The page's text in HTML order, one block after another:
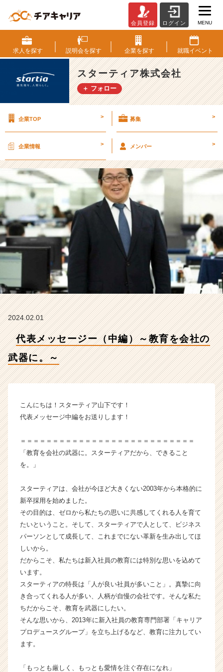
表
メ
ッ
セ
ー
ジ
～
を
会
の
武
器
社
ム
イ
ン】
チ
成
企
業
か
ら
カ
ト
が
く
就
活
会員登録 ログイン MENU
求人を探す 説明会を探す 企業を探す 就職イベント
スターティア株式会社
＋ フォロー
企業TOP > 募集 >
企業情報 > メンバー >
2024.02.01
代表メッセージー（中編）～教育を会社の
武器に。～
こんにちは！スターティア山下です！
代表メッセージ中編をお送りします！
＝＝＝＝＝＝＝＝＝＝＝＝＝＝＝＝＝＝＝＝＝＝＝＝＝＝＝
「教育を会社の武器に。スターティアだから、できること
を。」
スターティアは、会社が今ほど大きくない2003年から本格的に
新卒採用を始めました。
その目的は、ゼロから私たちの思いに共感してくれる人を育て
たいということ。そして、スターティアで人として、ビジネス
パーソンとして成長して、これまでにない革新を生み出してほ
しいから。
だからこそ、私たちは新入社員の教育には特別な思いを込めて
います。
スターティアの特長は「人が良い社員が多いこと」。真摯に向
き合ってくれる人が多い、人柄が自慢の会社です。そんな私た
ちだからこそ、教育を武器にしたい。
そんな思いから、2013年に新入社員の教育専門部署「キャリア
プロデュースグループ」を立ち上げるなど、教育に注力してい
ます。
「もっとも厳しく、もっとも愛情を注ぐ存在になれ」